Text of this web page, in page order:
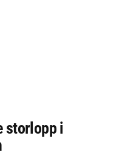
storlopp i